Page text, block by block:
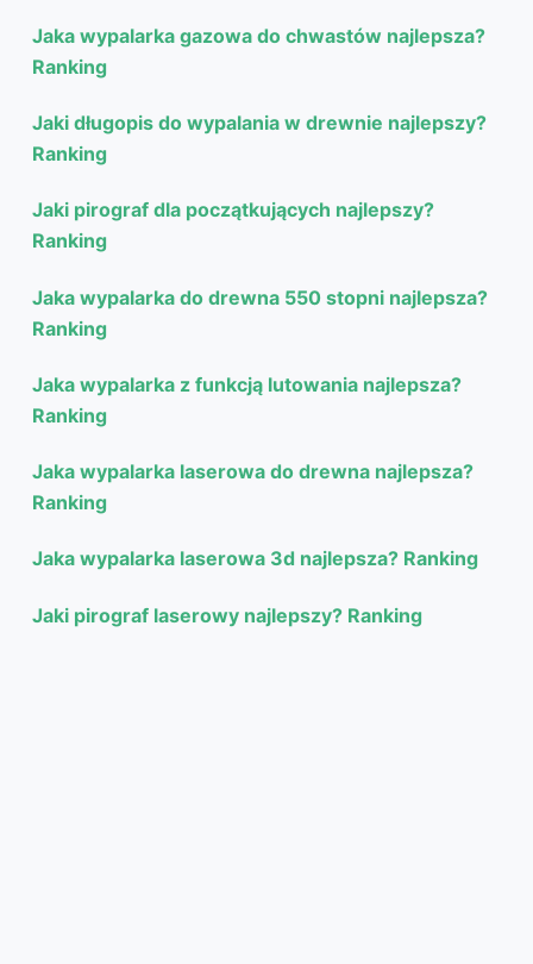
Jaka wypalarka gazowa do chwastów najlepsza?
Ranking
Jaki długopis do wypalania w drewnie najlepszy?
Ranking
Jaki pirograf dla początkujących najlepszy?
Ranking
Jaka wypalarka do drewna 550 stopni najlepsza?
Ranking
Jaka wypalarka z funkcją lutowania najlepsza?
Ranking
Jaka wypalarka laserowa do drewna najlepsza?
Ranking
Jaka wypalarka laserowa 3d najlepsza? Ranking
Jaki pirograf laserowy najlepszy? Ranking